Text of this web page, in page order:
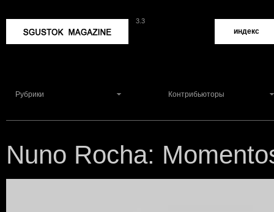
3.3
индекс
Рубрики Контрибьюторы
Nuno Rocha: